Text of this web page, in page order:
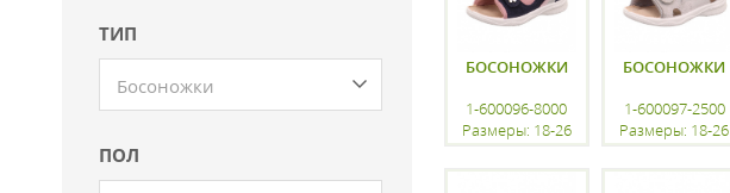
ТИП
Босоножки
ПОЛ
БОСОНОЖКИ
1-600096-8000
Размеры: 18-26
БОСОНОЖКИ
1-600097-2500
Размеры: 18-26